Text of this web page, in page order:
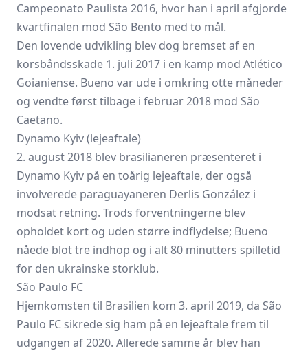
Campeonato Paulista 2016, hvor han i april afgjorde
kvartfinalen mod São Bento med to mål.
Den lovende udvikling blev dog bremset af en
korsbåndsskade 1. juli 2017 i en kamp mod Atlético
Goianiense. Bueno var ude i omkring otte måneder
og vendte først tilbage i februar 2018 mod São
Caetano.
Dynamo Kyiv (lejeaftale)
2. august 2018 blev brasilianeren præsenteret i
Dynamo Kyiv på en toårig lejeaftale, der også
involverede paraguayaneren Derlis González i
modsat retning. Trods forventningerne blev
opholdet kort og uden større indflydelse; Bueno
nåede blot tre indhop og i alt 80 minutters spilletid
for den ukrainske storklub.
São Paulo FC
Hjemkomsten til Brasilien kom 3. april 2019, da São
Paulo FC sikrede sig ham på en lejeaftale frem til
udgangen af 2020. Allerede samme år blev han